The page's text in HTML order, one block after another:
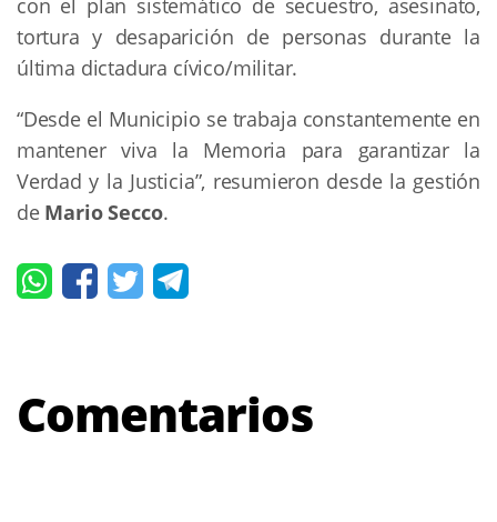
con el plan sistemático de secuestro, asesinato,
tortura y desaparición de personas durante la
última dictadura cívico/militar.
“Desde el Municipio se trabaja constantemente en
mantener viva la Memoria para garantizar la
Verdad y la Justicia”, resumieron desde la gestión
de Mario Secco.
Comentarios